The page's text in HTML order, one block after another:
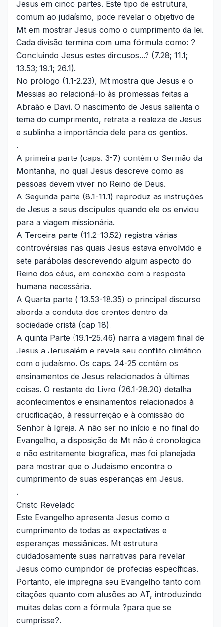
Jesus em cinco partes. Este tipo de estrutura,
comum ao judaísmo, pode revelar o objetivo de
Mt em mostrar Jesus como o cumprimento da lei.
Cada divisão termina com uma fórmula como: ?
Concluindo Jesus estes dircusos...? (7.28; 11.1;
13.53; 19.1; 26.1).
No prólogo (1.1-2.23), Mt mostra que Jesus é o
Messias ao relacioná-lo às promessas feitas a
Abraão e Davi. O nascimento de Jesus salienta o
tema do cumprimento, retrata a realeza de Jesus
e sublinha a importância dele para os gentios.
.
A primeira parte (caps. 3-7) contém o Sermão da
Montanha, no qual Jesus descreve como as
pessoas devem viver no Reino de Deus.
A Segunda parte (8.1-11.1) reproduz as instruções
de Jesus a seus discípulos quando ele os enviou
para a viagem missionária.
A Terceira parte (11.2-13.52) registra várias
controvérsias nas quais Jesus estava envolvido e
sete parábolas descrevendo algum aspecto do
Reino dos céus, em conexão com a resposta
humana necessária.
A Quarta parte ( 13.53-18.35) o principal discurso
aborda a conduta dos crentes dentro da
sociedade cristã (cap 18).
A quinta Parte (19.1-25.46) narra a viagem final de
Jesus a Jerusalém e revela seu conflito climático
com o judaísmo. Os caps. 24-25 contêm os
ensinamentos de Jesus relacionados à últimas
coisas. O restante do Livro (26.1-28.20) detalha
acontecimentos e ensinamentos relacionados à
crucificação, à ressurreição e à comissão do
Senhor à Igreja. A não ser no início e no final do
Evangelho, a disposição de Mt não é cronológica
e não estritamente biográfica, mas foi planejada
para mostrar que o Judaísmo encontra o
cumprimento de suas esperanças em Jesus.
.
Cristo Revelado
Este Evangelho apresenta Jesus como o
cumprimento de todas as expectativas e
esperanças messiânicas. Mt estrutura
cuidadosamente suas narrativas para revelar
Jesus como cumpridor de profecias específicas.
Portanto, ele impregna seu Evangelho tanto com
citações quanto com alusões ao AT, introduzindo
muitas delas com a fórmula ?para que se
cumprisse?.